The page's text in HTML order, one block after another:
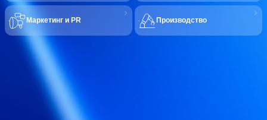
Маркетинг и PR Производство